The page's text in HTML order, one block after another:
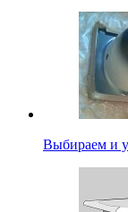
Выбираем и